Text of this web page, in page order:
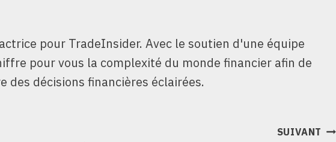
pour TradeInsider. Avec le soutien d'une équipe
pour vous la complexité du monde financier afin de
des décisions financières éclairées.
SUIVANT